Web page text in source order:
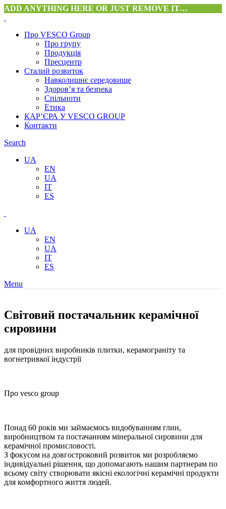
ADD ANYTHING HERE OR JUST REMOVE IT…
Про VESCO Group
Про групу
Продукція
Пресцентр
Сталий розвиток
Навколишнє середовище
Здоров’я та безпека
Спільноти
Етика
КАР’ЄРА У VESCO GROUP
Контакти
Search
UA
EN
UA
IT
ES
UA
EN
UA
IT
ES
Menu
Cвітовий постачальник керамічної
сировини
для провідних виробників плитки, керамограніту та
вогнетривкої індустрії
Про vesco group
Понад 60 років ми займаємось видобуванням глин,
виробництвом та постачанням мінеральної сировини для
керамічної промисловості.
З фокусом на довгостроковий розвиток ми розробляємо
індивідуальні рішення, що допомагають нашим партнерам по
всьому світу створювати якісні екологічні керамічні продукти
для комфортного життя людей.